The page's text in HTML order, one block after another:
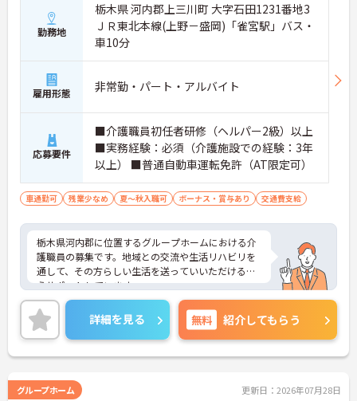
勤務地
栃木県 河内郡上三川町 大字石田1231番地3
ＪＲ東北本線(上野－盛岡)「雀宮駅」バス・
車10分
雇用形態 非常勤・パート・アルバイト
応募要件
■介護職員初任者研修（ヘルパー2級）以上
■実務経験：必須（介護施設での経験：3年
以上） ■普通自動車運転免許（AT限定可）
車通勤可 残業少なめ 夏～秋入職可 ボーナス・賞与あり 交通費支給
栃木県河内郡に位置するグループホームにおける介
護職員の募集です。地域との交流や生活リハビリを
通して、その方らしい生活を送っていいただけるよ
うサポートしています。
残業は月平均1～5時間程度なので、ワークライフバ
ランスを保ちながらご勤務いただけます。これまで
の介護業務経験を活かしながらご勤務いただける職
場です。
ご興味のある方には、面接対策ポイントなど、さら
さい！
詳細を見る 無料 紹介してもらう
グループホーム 更新日：2026年07月28日